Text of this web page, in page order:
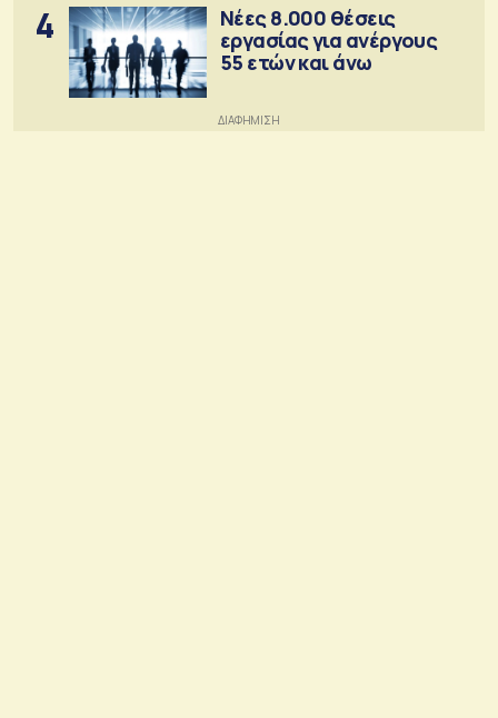
4
Νέες 8.000 θέσεις
εργασίας για ανέργους
55 ετών και άνω